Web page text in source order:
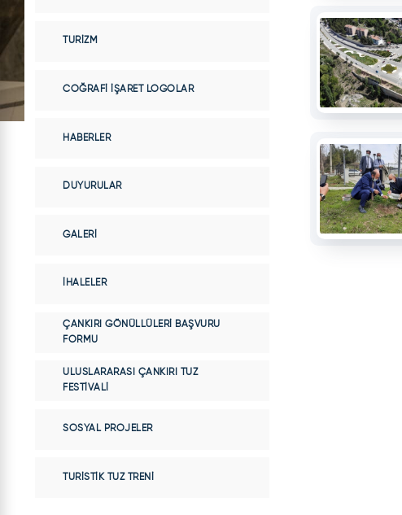
TURIZM
COĞRAFI İŞARET LOGOLAR
HABERLER
DUYURULAR
GALERI
İHALELER
ÇANKIRI GÖNÜLLÜLERI BAŞVURU
FORMU
ULUSLARARASI ÇANKIRI TUZ
FESTIVALI
SOSYAL PROJELER
TURISTIK TUZ TRENI